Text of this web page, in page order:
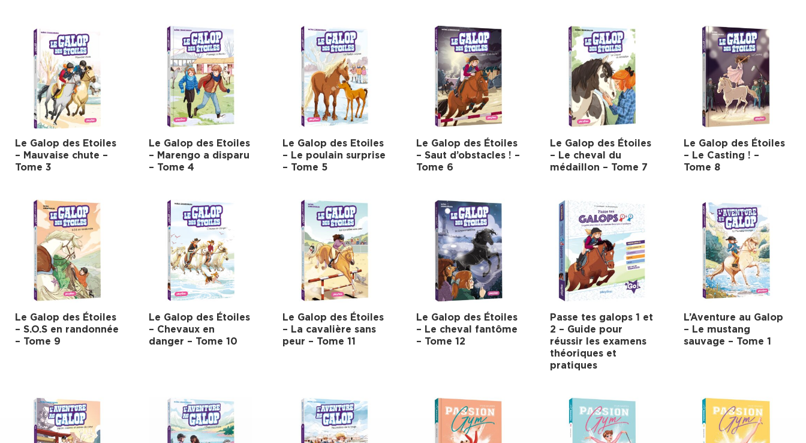
Le Galop des Etoiles
– Mauvaise chute –
Tome 3
Le Galop des Etoiles
– Marengo a disparu
– Tome 4
Le Galop des Etoiles
– Le poulain surprise
– Tome 5
Le Galop des Étoiles
– Saut d’obstacles ! –
Tome 6
Le Galop des Étoiles
– Le cheval du
médaillon – Tome 7
Le Galop des Étoiles
– Le Casting ! –
Tome 8
Le Galop des Étoiles
– S.O.S en randonnée
– Tome 9
Le Galop des Étoiles
– Chevaux en
danger – Tome 10
Le Galop des Étoiles
– La cavalière sans
peur – Tome 11
Le Galop des Étoiles
– Le cheval fantôme
– Tome 12
Passe tes galops 1 et
2 – Guide pour
réussir les examens
théoriques et
pratiques
L’Aventure au Galop
– Le mustang
sauvage – Tome 1